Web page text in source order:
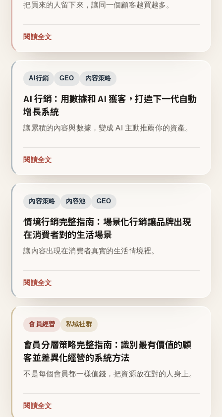
把買來的人留下來，讓同一個顧客越買越多。
閱讀全文
AI行銷 GEO 內容策略
AI 行銷：用數據和 AI 獲客，打造下一代自動
增長系統
讓累積的內容與數據，變成 AI 主動推薦你的資產。
閱讀全文
內容策略 內容池 GEO
情境行銷完整指南：場景化行銷讓品牌出現
在消費者對的生活場景
讓內容出現在消費者真實的生活情境裡。
閱讀全文
會員經營 私域社群
會員分層策略完整指南：識別最有價值的顧
客並差異化經營的系統方法
不是每個會員都一樣值錢，把資源放在對的人身上。
閱讀全文